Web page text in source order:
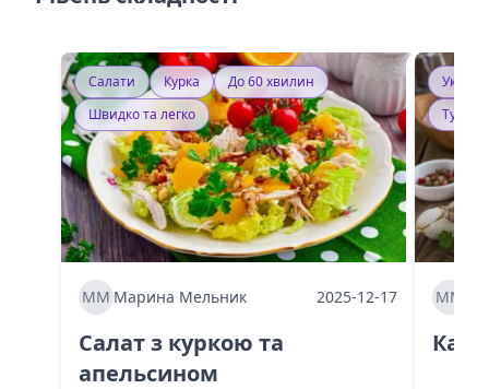
Салати Курка
До 60 хвилин
Швидко та легко
ММ Марина Мельник 2025-12-17
Салат з куркою та
апельсином
ММ